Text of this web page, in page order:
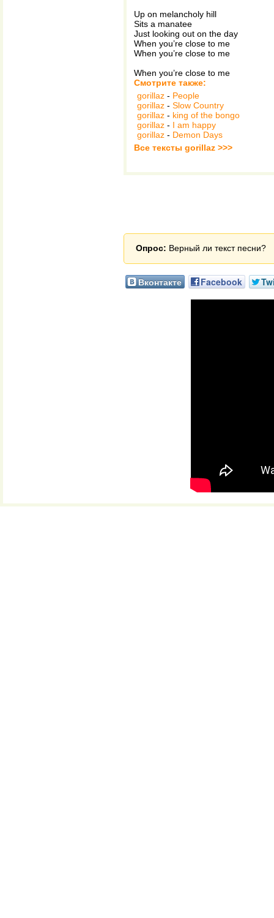
Up on melancholy hill
Sits a manatee
Just looking out on the day
When you’re close to me
When you’re close to me
When you’re close to me
Смотрите также:
gorillaz - People
gorillaz - Slow Country
gorillaz - king of the bongo
gorillaz - I am happy
gorillaz - Demon Days
Все тексты gorillaz >>>
Опрос: Верный ли текст песни?
Вконтакте Facebook